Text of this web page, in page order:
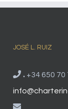
JOSÉ L. RUIZ
. +34 650 70